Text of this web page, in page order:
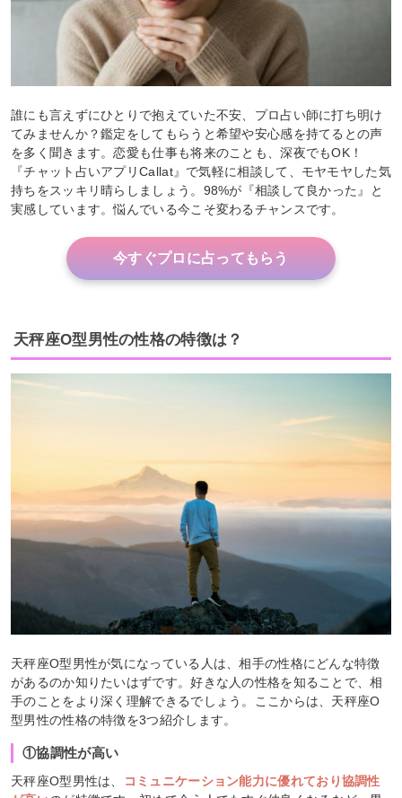
誰にも言えずにひとりで抱えていた不安、プロ占い師に打ち明け
てみませんか？鑑定をしてもらうと希望や安心感を持てるとの声
を多く聞きます。恋愛も仕事も将来のことも、深夜でもOK！
『チャット占いアプリCallat』で気軽に相談して、モヤモヤした気
持ちをスッキリ晴らしましょう。98%が『相談して良かった』と
実感しています。悩んでいる今こそ変わるチャンスです。
今すぐプロに占ってもらう
天秤座O型男性の性格の特徴は？
天秤座O型男性が気になっている人は、相手の性格にどんな特徴
があるのか知りたいはずです。好きな人の性格を知ることで、相
手のことをより深く理解できるでしょう。ここからは、天秤座O
型男性の性格の特徴を3つ紹介します。
①協調性が高い
天秤座O型男性は、
コミュニケーション能力に優れており協調性